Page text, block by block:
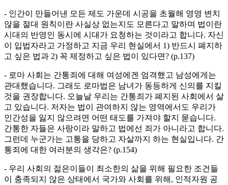
- 인간이 만들어낸 모든 제도 가운데 시공을 초월해 영영 변치
않을 절대 원칙이란 사실상 없는지도 모른다고 말하며 법이란
시대의 반영인 동시에 시대가 요청하는 것이라고 합니다. 자신
이 입법자라고 가정하고 지금 우리 현실에서 1) 반드시 폐지하
고 싶은 법과 2) 꼭 제정하고 싶은 법이 있다면? (p.137)
- 로마 사회는 간통죄에 대해 여성에겐 엄격했고 남성에게는
관대했습니다. 그래도 로마법은 남녀가 동등하게 신의를 지킬
것을 권장합니다. 오늘날 우리는 간통죄가 폐지된 사회에서 살
고 있습니다. 저자는 법이 관여하지 않는 영역에서도 우리가
인간성을 잃지 않으려면 어떤 태도를 가져야 할지 묻습니다.
간통한 자들은 사랑이라 말하고 법에선 죄가 아니라고 합니다.
그런데 누군가는 고통을 당하고 자살까지 하는 현실입니다. 간
통죄에 대한 여러분의 생각은? (p.154)
- 우리 사회의 젊은이들이 최소한의 삶을 위해 필요한 조건들
이 충족되지 않은 상태에서 국가와 사회를 위해, 인적자원 공